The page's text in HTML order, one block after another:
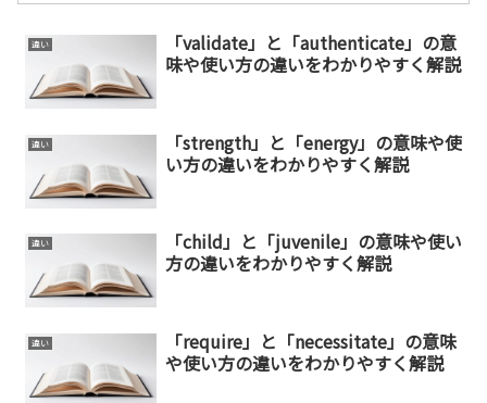
違い
「validate」と「authenticate」の意
味や使い方の違いをわかりやすく解説
違い
「strength」と「energy」の意味や使
い方の違いをわかりやすく解説
違い
「child」と「juvenile」の意味や使い
方の違いをわかりやすく解説
違い
「require」と「necessitate」の意味
や使い方の違いをわかりやすく解説